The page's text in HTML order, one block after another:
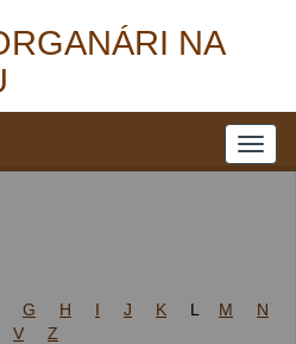
NA
G H I J K L M
N
V Z